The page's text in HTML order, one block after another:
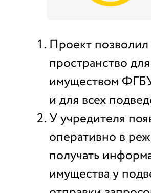
Проект
пространство
имуществом
и для всех
У учредителя
оперативно в
получать
имущества у